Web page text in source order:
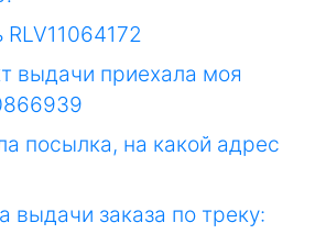
RLV11064172
выдачи приехала моя
посылка, на какой адрес
выдачи заказа по треку: